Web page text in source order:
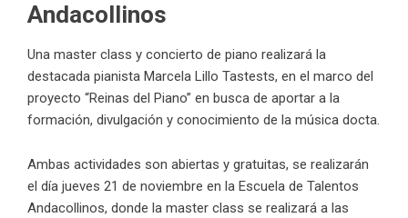
Andacollinos
Una master class y concierto de piano realizará la
destacada pianista Marcela Lillo Tastests, en el marco del
proyecto “Reinas del Piano” en busca de aportar a la
formación, divulgación y conocimiento de la música docta.
Ambas actividades son abiertas y gratuitas, se realizarán
el día jueves 21 de noviembre en la Escuela de Talentos
Andacollinos, donde la master class se realizará a las